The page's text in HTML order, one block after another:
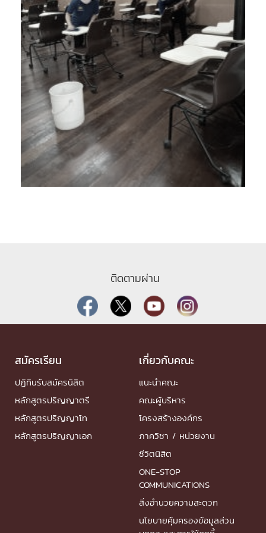
ติดตามผ่าน
สมัครเรียน
ปฏิทินรับสมัครนิสิต
หลักสูตรปริญญาตรี
หลักสูตรปริญญาโท
หลักสูตรปริญญาเอก
เกี่ยวกับคณะ
แนะนำคณะ
คณะผู้บริหาร
โครงสร้างองค์กร
ภาควิชา / หน่วยงาน
ชีวิตนิสิต
ONE-STOP
COMMUNICATIONS
สิ่งอำนวยความสะดวก
นโยบายคุ้มครองข้อมูลส่วน